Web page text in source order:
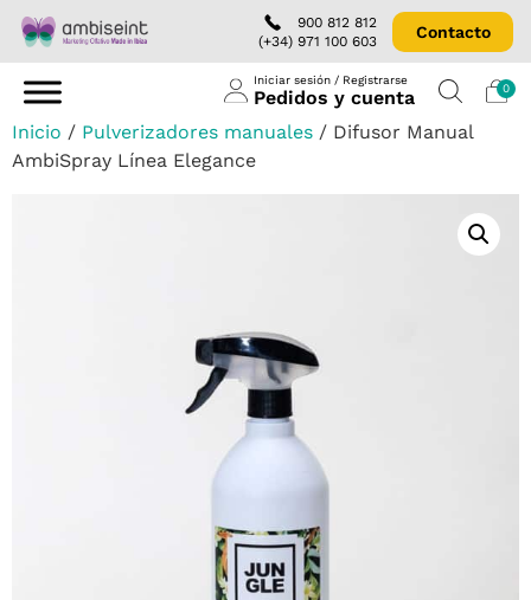
900 812 812
(+34) 971 100 603
Contacto
Iniciar sesión / Registrarse
Pedidos y cuenta 0
Inicio / Pulverizadores manuales / Difusor Manual
AmbiSpray Línea Elegance